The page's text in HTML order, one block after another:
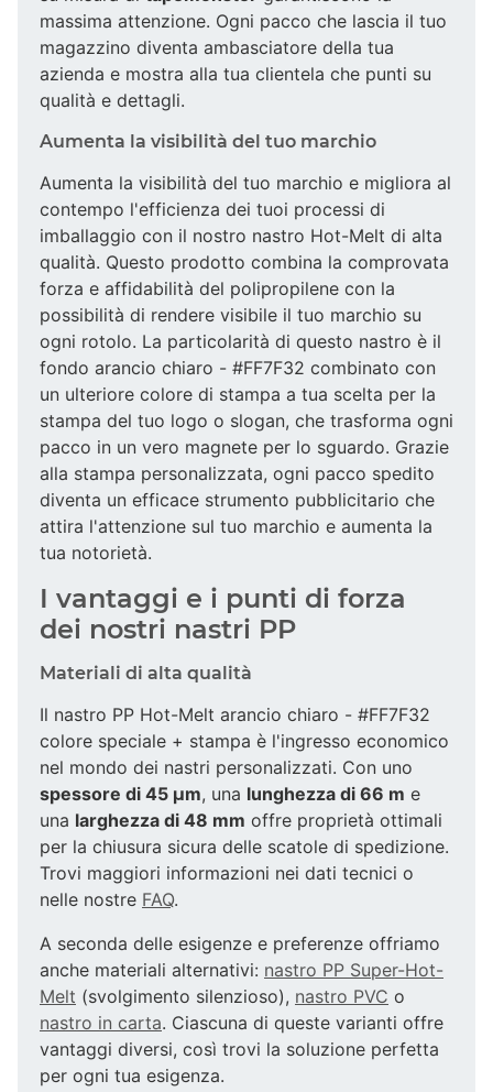
massima attenzione. Ogni pacco che lascia il tuo
magazzino diventa ambasciatore della tua
azienda e mostra alla tua clientela che punti su
qualità e dettagli.
Aumenta la visibilità del tuo marchio
Aumenta la visibilità del tuo marchio e migliora al
contempo l'efficienza dei tuoi processi di
imballaggio con il nostro nastro Hot-Melt di alta
qualità. Questo prodotto combina la comprovata
forza e affidabilità del polipropilene con la
possibilità di rendere visibile il tuo marchio su
ogni rotolo. La particolarità di questo nastro è il
fondo arancio chiaro - #FF7F32 combinato con
un ulteriore colore di stampa a tua scelta per la
stampa del tuo logo o slogan, che trasforma ogni
pacco in un vero magnete per lo sguardo. Grazie
alla stampa personalizzata, ogni pacco spedito
diventa un efficace strumento pubblicitario che
attira l'attenzione sul tuo marchio e aumenta la
tua notorietà.
I vantaggi e i punti di forza
dei nostri nastri PP
Materiali di alta qualità
Il nastro PP Hot-Melt arancio chiaro - #FF7F32
colore speciale + stampa è l'ingresso economico
nel mondo dei nastri personalizzati. Con uno
spessore di 45 µm, una lunghezza di 66 m e
una larghezza di 48 mm offre proprietà ottimali
per la chiusura sicura delle scatole di spedizione.
Trovi maggiori informazioni nei dati tecnici o
nelle nostre FAQ.
A seconda delle esigenze e preferenze offriamo
anche materiali alternativi: nastro PP Super-Hot-
Melt (svolgimento silenzioso), nastro PVC o
nastro in carta. Ciascuna di queste varianti offre
vantaggi diversi, così trovi la soluzione perfetta
per ogni tua esigenza.